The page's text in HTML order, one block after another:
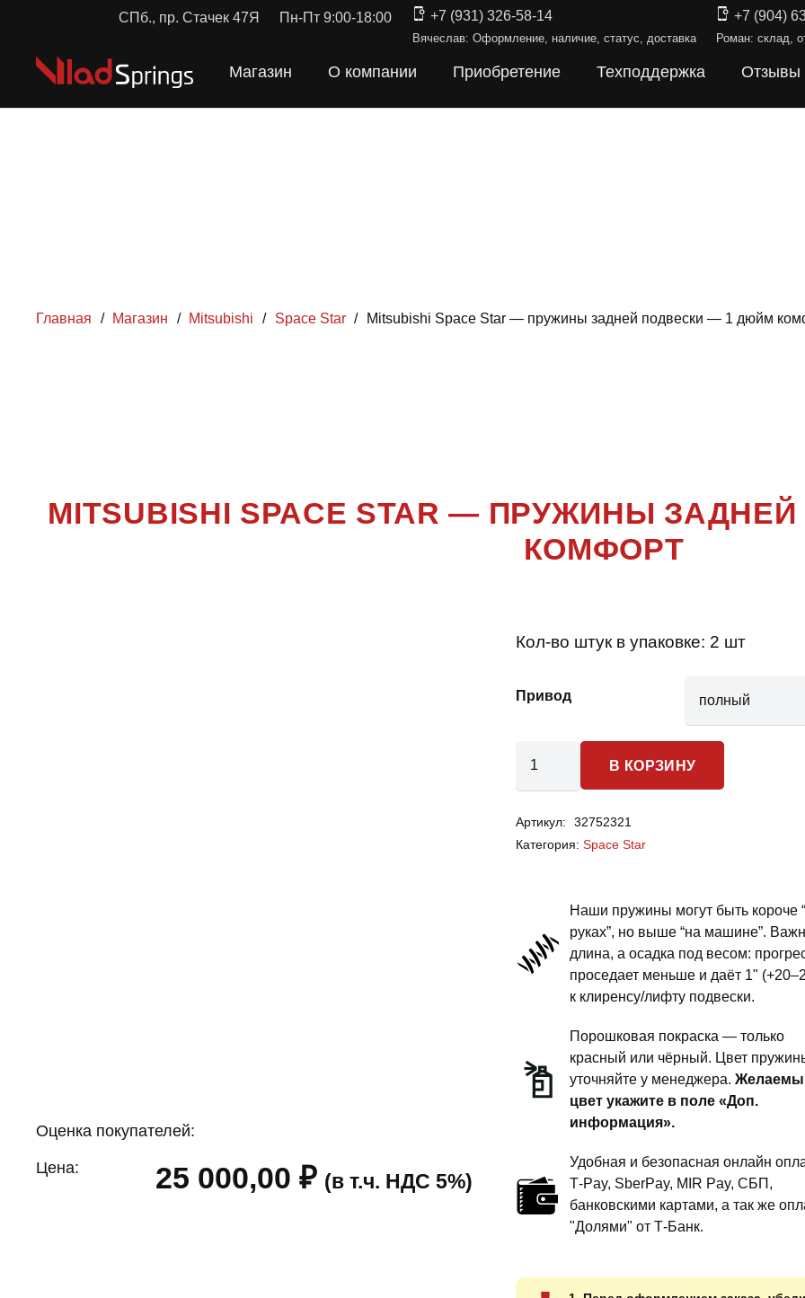
СПб., пр. Стачек 47Я Пн-Пт 9:00-18:00 +7 (931) 326-58-14
Вячеслав: Оформление, наличие, статус, доставка
+7 (904)
Роман: склад,
Магазин О компании Приобретение Техподдержка Отзывы
Главная / Магазин / Mitsubishi / Space Star / Mitsubishi Space Star — пружины задней подвески — 1 дюйм
SPACE
MITSUBISHI SPACE STAR — ПРУЖИНЫ
КОМФОРТ
Оценка покупателей:
Цена: 25 000,00₽ (в т.ч. НДС 5%)
Кол-во штук в упаковке: 2 шт
Привод
Space
Star
пружины
подвески
комфорт
В КОРЗИНУ
Артикул:
32752321
Категория:Space Star
Наши пружины могут быть короче
руках”, но выше “на машине”.
длина, а осадка под весом:
проседает меньше и даёт 1"
к клиренсу/лифту подвески.
Порошковая покраска — только
красный или чёрный. Цвет
уточняйте у менеджера.
цвет укажите в поле «Доп.
информация».
Удобная и безопасная онлайн
T‑Pay, SberPay, MIR Pay, СБП,
банковскими картами, а так же
"Долями" от Т-Банк.